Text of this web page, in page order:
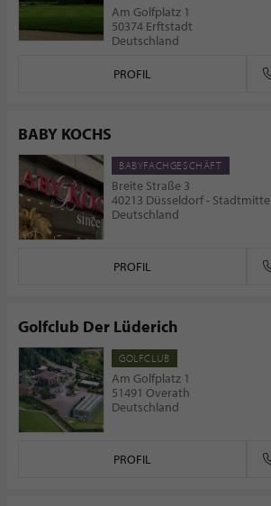
Am Golfplatz 1
50374 Erftstadt
Deutschland
PROFIL
BABY KOCHS
BABYFACHGESCHÄFT
Breite Straße 3
40213 Düsseldorf - Stadtmitte
Deutschland
PROFIL
Golfclub Der Lüderich
GOLFCLUB
Am Golfplatz 1
51491 Overath
Deutschland
PROFIL